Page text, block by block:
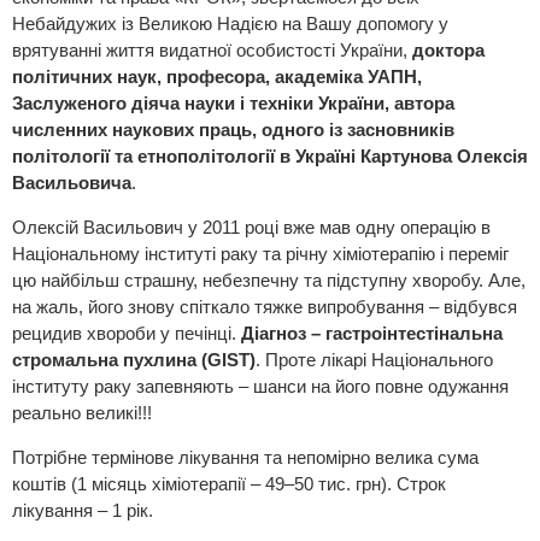
Небайдужих із Великою Надією на Вашу допомогу у
врятуванні життя видатної особистості України, доктора
політичних наук, професора, академіка УАПН,
Заслуженого діяча науки і техніки України, автора
численних наукових праць, одного із засновників
політології та етнополітології в Україні Картунова Олексія
Васильовича.
Олексій Васильович у 2011 році вже мав одну операцію в
Національному інституті раку та річну хіміотерапію і переміг
цю найбільш страшну, небезпечну та підступну хворобу. Але,
на жаль, його знову спіткало тяжке випробування – відбувся
рецидив хвороби у печінці. Діагноз – гастроінтестінальна
стромальна пухлина (GIST). Проте лікарі Національного
інституту раку запевняють – шанси на його повне одужання
реально великі!!!
Потрібне термінове лікування та непомірно велика сума
коштів (1 місяць хіміотерапії – 49–50 тис. грн). Строк
лікування – 1 рік.